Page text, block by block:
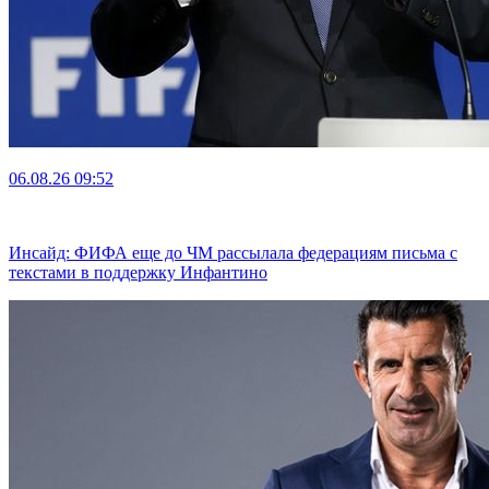
06.08.26 09:52
Инсайд: ФИФА еще до ЧМ рассылала федерациям письма с
текстами в поддержку Инфантино